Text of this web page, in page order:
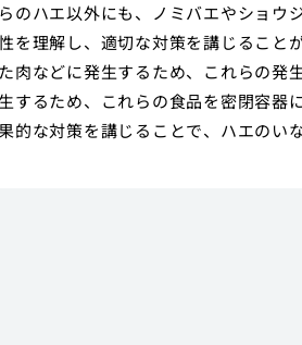
のハエ以外にも、ノミバエやショウ
を理解し、適切な対策を講じること
肉などに発生するため、これらの
するため、これらの食品を密閉容
的な対策を講じることで、ハエのい